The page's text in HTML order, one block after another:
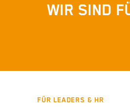
WIR SIND
FÜR LEADERS & HR